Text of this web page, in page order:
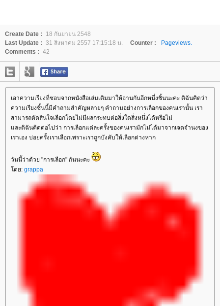
Create Date :
18 กันยายน 2548
Last Update : 31 สิงหาคม 2557 17:15:18 น. Counter :
Pageviews.
Comments : 42
เอาความเรียงที่ชอบจากหนังสือเล่มเดิมมาให้อ่านกันอีกหนึ่งชิ้นนะคะ ดิฉันคิดว่า
ความเรียงชิ้นนี้มีคำถามสำคัญหลายๆ คำถามอย่างการเลือกของคนเรานั้น เรา
สามารถตัดสินใจเลือกโดยไม่มีผลกระทบต่อสิ่งใดสิ่งหนึ่งได้หรือไม่
ละดิฉันคิดต่อไปว่า การเลือกแต่ละครั้งของคนเรามักไม่ได้มาจากเจตจำนงของ
เราเอง บ่อยครั้งเราเลือกเพราะเราถูกบังคับให้เลือกต่างหาก
วันนี้ว่าด้วย "การเลือก" กันนะคะ
ดย: grappa